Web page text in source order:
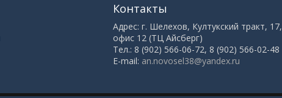
Контакты
Адрес: г. Шелехов, Култукский тракт, 17,
офис 12 (ТЦ Айсберг)
Тел.: 8 (902) 566-06-72, 8 (902) 566-02-48
E-mail: an.novosel38@yandex.ru